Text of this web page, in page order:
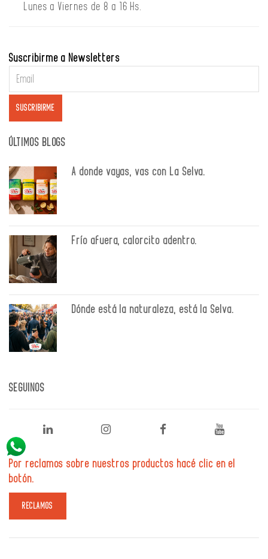
Lunes a Viernes de 8 a 16 Hs.
Suscribirme a Newsletters
ÚLTIMOS BLOGS
A donde vayas, vas con La Selva.
Frío afuera, calorcito adentro.
Dónde está la naturaleza, está la Selva.
SEGUINOS
Por reclamos sobre nuestros productos hacé clic en el
botón.